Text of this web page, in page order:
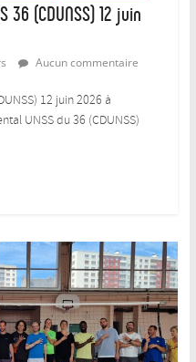
(CDUNSS) 12 juin
Aucun commentaire
12 juin 2026 à
UNSS du 36 (CDUNSS)